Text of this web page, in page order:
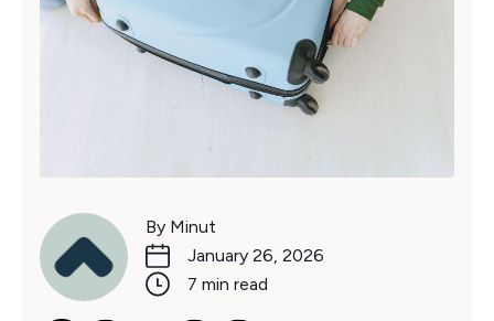
By Minut
January 26, 2026
7 min read